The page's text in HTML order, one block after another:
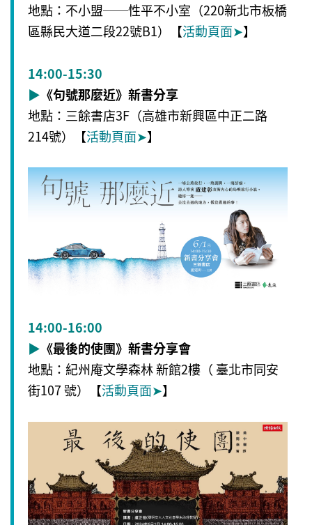
地點：不小盟──性平不小室（220新北市板橋
區縣民大道二段22號B1）【活動頁面➤】
14:00-15:30
▶ 《句號那麼近》新書分享
地點：三餘書店3F（高雄市新興區中正二路
214號）【活動頁面➤】
14:00-16:00
▶ 《最後的使團》新書分享會
地點：紀州庵文學森林 新館2樓（ 臺北市同安
街107 號）【活動頁面➤】